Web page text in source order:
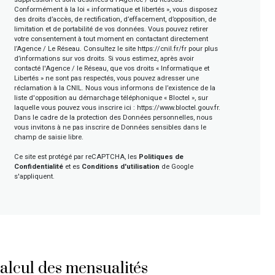
Conformément à la loi « informatique et libertés », vous disposez
des droits d’accès, de rectification, d’effacement, d’opposition, de
limitation et de portabilité de vos données. Vous pouvez retirer
votre consentement à tout moment en contactant directement
l’Agence / Le Réseau. Consultez le site https://cnil.fr/frpour plus
d’informations sur vos droits. Si vous estimez, après avoir
contacté l'Agence / le Réseau, que vos droits « Informatique et
Libertés » ne sont pas respectés, vous pouvez adresser une
réclamation à la CNIL. Nous vous informons de l’existence de la
liste d'opposition au démarchage téléphonique « Bloctel », sur
laquelle vous pouvez vous inscrire ici : https://www.bloctel.gouv.fr.
Dans le cadre de la protection des Données personnelles, nous
vous invitons à ne pas inscrire de Données sensibles dans le
champ de saisie libre.
Ce site est protégé par reCAPTCHA, les Politiques de
Confidentialitéet es Conditions d'utilisation de Google
s'appliquent.
des mensualités